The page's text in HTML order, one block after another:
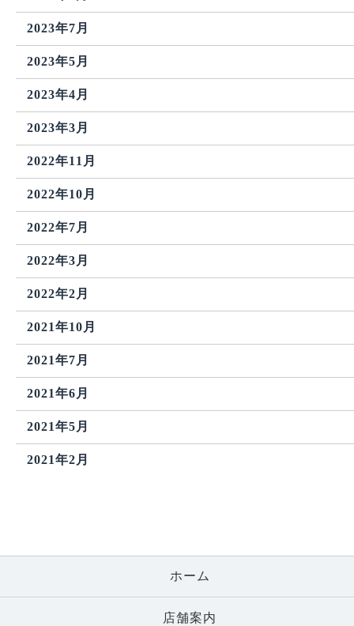
2023年7月
2023年5月
2023年4月
2023年3月
2022年11月
2022年10月
2022年7月
2022年3月
2022年2月
2021年10月
2021年7月
2021年6月
2021年5月
2021年2月
ホーム
店舗案内